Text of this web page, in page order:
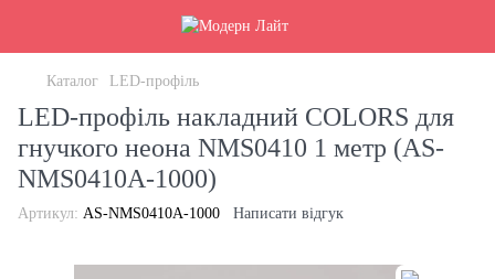
Каталог LED-профіль
LED-профіль накладний COLORS для
гнучкого неона NMS0410 1 метр (AS-
NMS0410A-1000)
Артикул: AS-NMS0410A-1000 Написати відгук